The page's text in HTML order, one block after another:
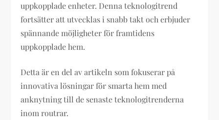
uppkopplade enheter. Denna teknologitrend
fortsätter att utvecklas i snabb takt och erbjuder
spännande möjligheter för framtidens
uppkopplade hem.
Detta är en del av artikeln som fokuserar på
innovativa lösningar för smarta hem med
anknytning till de senaste teknologitrenderna
inom routrar.